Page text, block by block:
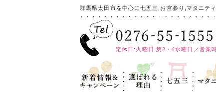
群馬県太田市を中心に七五三,お宮参り,マタニテ
定休日:火曜日 第2・4水曜日／営業
新着情報＆キ
ャンペーン
選ばれる理
由
七五三 マタニ